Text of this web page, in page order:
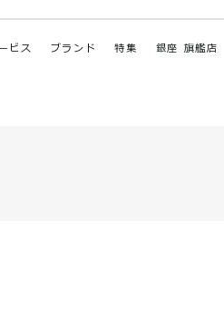
ビス ブランド 特集 銀座 旗艦店